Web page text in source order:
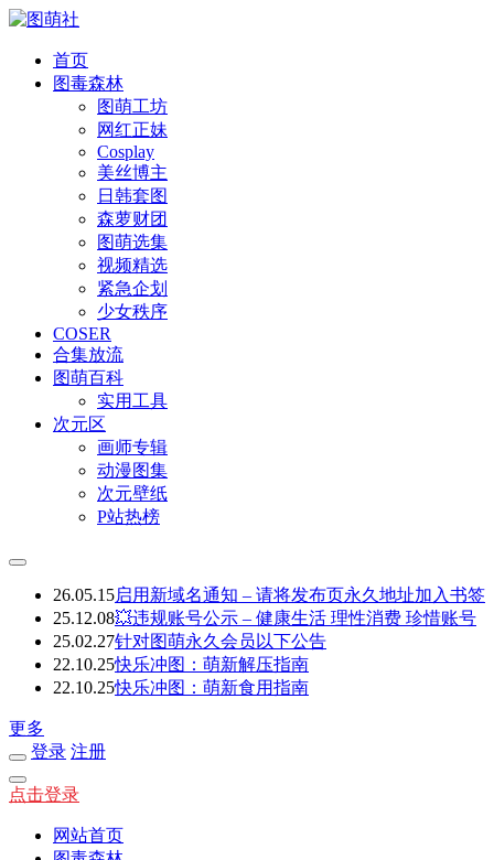
首页
图毒森林
图萌工坊
网红正妹
Cosplay
美丝博主
日韩套图
森萝财团
图萌选集
视频精选
紧急企划
少女秩序
COSER
合集放流
图萌百科
实用工具
次元区
画师专辑
动漫图集
次元壁纸
P站热榜
26.05.15启用新域名通知 – 请将发布页永久地址加入书签
25.12.08💥违规账号公示 – 健康生活 理性消费 珍惜账号
25.02.27针对图萌永久会员以下公告
22.10.25快乐冲图：萌新解压指南
22.10.25快乐冲图：萌新食用指南
更多
登录 注册
点击登录
网站首页